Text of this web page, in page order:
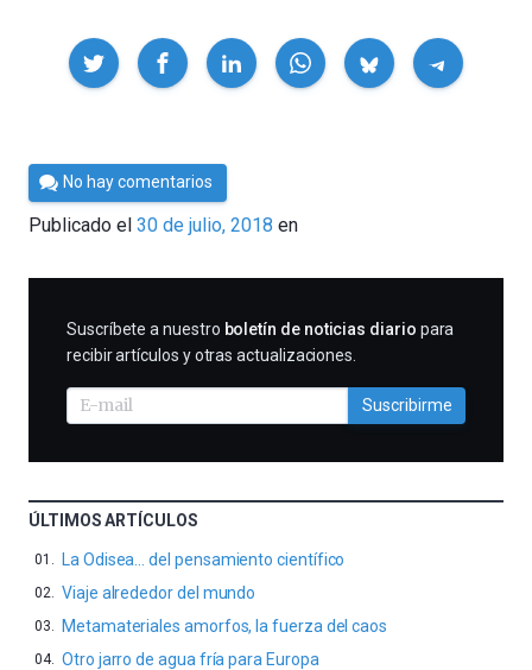
Compartir
Por
César
Tomé
No hay comentarios
Publicado el 30 de julio, 2018 en
SUSCRIBIRME
Suscríbete a nuestro boletín de noticias diario para
recibir artículos y otras actualizaciones.
Suscribirme
ÚLTIMOS ARTÍCULOS
La Odisea… del pensamiento científico
Viaje alrededor del mundo
Metamateriales amorfos, la fuerza del caos
Otro jarro de agua fría para Europa